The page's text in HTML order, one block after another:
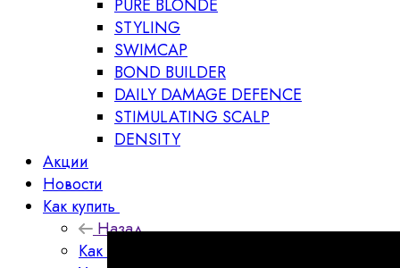
PURE BLONDE
STYLING
SWIMCAP
BOND BUILDER
DAILY DAMAGE DEFENCE
STIMULATING SCALP
DENSITY
Акции
Новости
Как купить
Назад
Как купить